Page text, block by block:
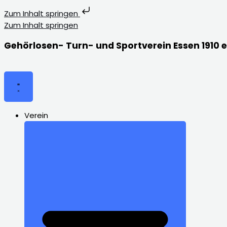
Zum Inhalt springen
Zum Inhalt springen
Gehörlosen- Turn- und Sportverein Essen 1910
Verein